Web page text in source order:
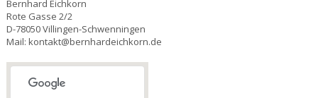
Bernhard Eichkorn
Rote Gasse 2/2
D-78050 Villingen-Schwenningen
Mail: kontakt@bernhardeichkorn.de